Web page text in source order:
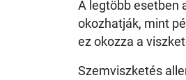
A legtöbb esetben
okozhatják, mint
ez okozza a
Szemviszketés